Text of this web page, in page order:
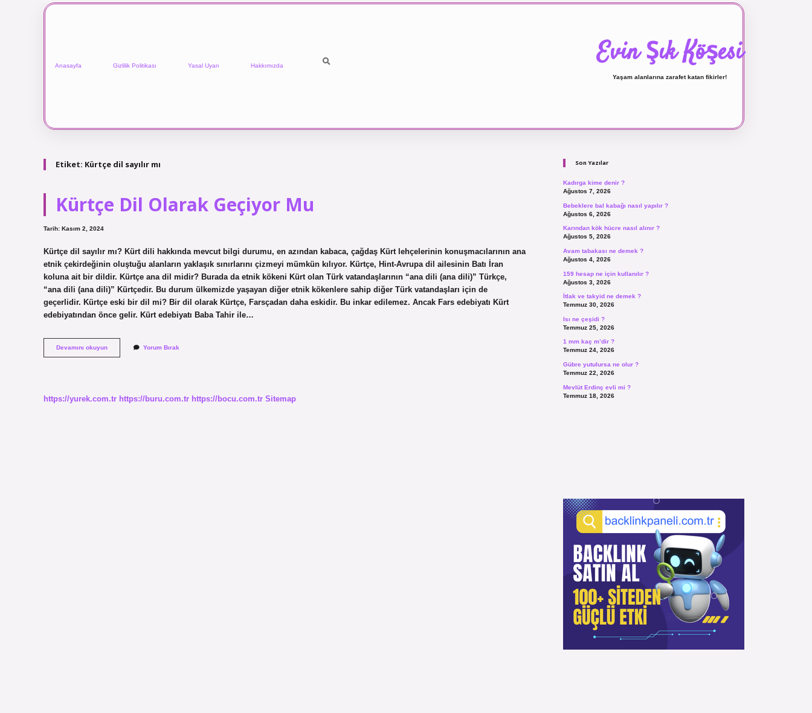
Anasayfa Gizlilik Politikası Yasal Uyarı Hakkımızda Evin Şık Köşesi
Yaşam alanlarına zarafet katan fikirler!
Etiket: Kürtçe dil sayılır mı
Kürtçe Dil Olarak Geçiyor Mu
Tarih: Kasım 2, 2024
Kürtçe dil sayılır mı? Kürt dili hakkında mevcut bilgi durumu, en azından kabaca, çağdaş Kürt lehçelerinin konuşmacılarının ana
etnik çekirdeğinin oluştuğu alanların yaklaşık sınırlarını çizmeyi mümkün kılıyor. Kürtçe, Hint-Avrupa dil ailesinin Batı İran
koluna ait bir dildir. Kürtçe ana dil midir? Burada da etnik kökeni Kürt olan Türk vatandaşlarının “ana dili (ana dili)” Türkçe,
“ana dili (ana dili)” Kürtçedir. Bu durum ülkemizde yaşayan diğer etnik kökenlere sahip diğer Türk vatandaşları için de
geçerlidir. Kürtçe eski bir dil mi? Bir dil olarak Kürtçe, Farsçadan daha eskidir. Bu inkar edilemez. Ancak Fars edebiyatı Kürt
edebiyatından önce gelir. Kürt edebiyatı Baba Tahir ile…
Devamını okuyunKürtçe
Dil
Yorum Bırak
https://yurek.com.tr https://buru.com.tr https://bocu.com.tr Sitemap
Son Yazılar
Kadırga kime denir ?
Ağustos 7, 2026
Bebeklere bal kabağı nasıl yapılır ?
Ağustos 6, 2026
Karından kök hücre nasıl alınır ?
Ağustos 5, 2026
Avam tabakası ne demek ?
Ağustos 4, 2026
159 hesap ne için kullanılır ?
Ağustos 3, 2026
İtlak ve takyid ne demek ?
Temmuz 30, 2026
Isı ne çeşidi ?
Temmuz 25, 2026
1 mm kaç m’dir ?
Temmuz 24, 2026
Gübre yutulursa ne olur ?
Temmuz 22, 2026
Mevlüt Erdinç evli mi ?
Temmuz 18, 2026